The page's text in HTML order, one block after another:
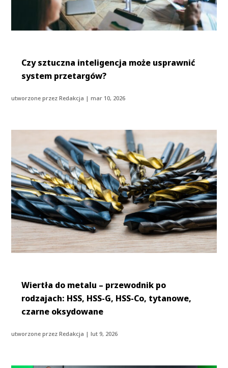
Czy sztuczna inteligencja może usprawnić
system przetargów?
utworzone przezRedakcja |mar 10, 2026
Wiertła do metalu – przewodnik po
rodzajach: HSS, HSS-G, HSS-Co, tytanowe,
czarne oksydowane
utworzone przezRedakcja |lut 9, 2026